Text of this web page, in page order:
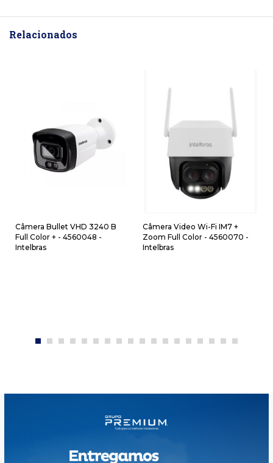
Relacionados
Câmera Bullet VHD 3240 B
Full Color + - 4560048 -
Intelbras
Câmera Video Wi-Fi IM7 +
Zoom Full Color - 4560070 -
Intelbras